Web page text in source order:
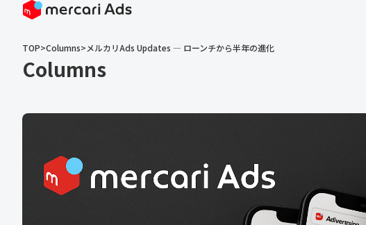
TOP>Columns>メルカリAds Updates ― ローンチから半年の進化
Columns